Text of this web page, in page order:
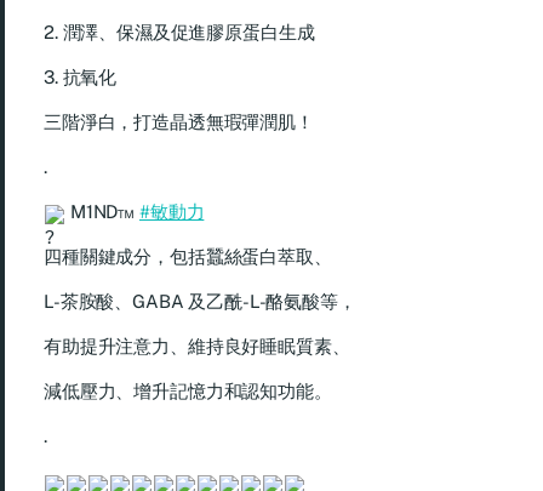
2. 潤澤、保濕及促進膠原蛋白生成
3. 抗氧化
三階淨白，打造晶透無瑕彈潤肌！
.
M1ND™ #敏動力
四種關鍵成分，包括蠶絲蛋白萃取、
L-茶胺酸、GABA 及乙酰-L-酪氨酸等，
有助提升注意力、維持良好睡眠質素、
減低壓力、增升記憶力和認知功能。
.